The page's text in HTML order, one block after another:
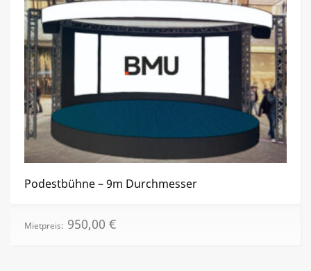
Podestbühne – 9m Durchmesser
Mietpreis: 950,00 €